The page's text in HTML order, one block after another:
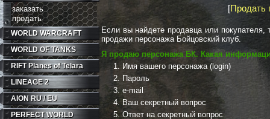
заказать
продать
WORLD WARCRAFT
WORLD OF TANKS
RIFT Planes of Telara
LINEAGE 2
AION RU / EU
PERFECT WORLD
[Продать
Если вы найдете продавца или покупателя,
продажи персонажа Бойцовский клуб.
Я продаю персонажа БК. Какая
Имя вашего персонажа (login)
Пароль
e-mail
Ваш секретный вопрос
Ответ на секретный вопрос